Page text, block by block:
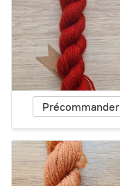
Précommander